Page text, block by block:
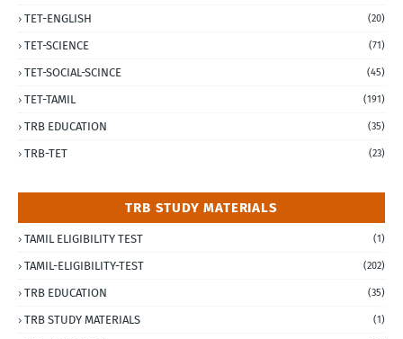
TET-ENGLISH (20)
TET-SCIENCE (71)
TET-SOCIAL-SCINCE (45)
TET-TAMIL (191)
TRB EDUCATION (35)
TRB-TET (23)
TRB STUDY MATERIALS
TAMIL ELIGIBILITY TEST (1)
TAMIL-ELIGIBILITY-TEST (202)
TRB EDUCATION (35)
TRB STUDY MATERIALS (1)